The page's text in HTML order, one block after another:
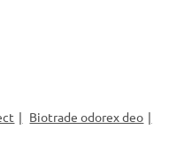
Biotrade odorex deo